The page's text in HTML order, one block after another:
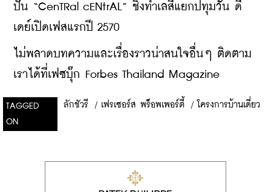
ปั้น “CenTRal cENtrAL” ชิงทำเลสี่แยกปทุมวัน ดี
เดย์เปิดเฟสแรกปี 2570
ไม่พลาดบทความและเรื่องราวน่าสนใจอื่นๆ ติดตาม
เราได้ที่เฟซบุ๊ก Forbes Thailand Magazine
TAGGED
ON
ลักชัวรี / เฟรเซอร์ส พร็อพเพอร์ตี้ / โครงการบ้านเดี่ยว